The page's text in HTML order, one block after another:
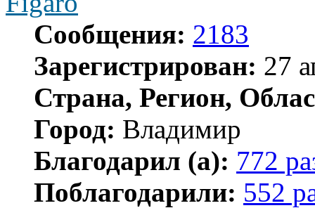
Сообщения: 2183
Зарегистрирован: 27
Страна, Регион,
Город: Владимир
Благодарил (а): 772
Поблагодарили: 552